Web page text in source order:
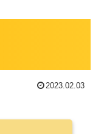
2023.02.03